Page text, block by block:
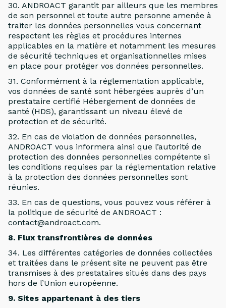
30. ANDROACT garantit par ailleurs que les membres
de son personnel et toute autre personne amenée à
traiter les données personnelles vous concernant
respectent les règles et procédures internes
applicables en la matière et notamment les mesures
de sécurité techniques et organisationnelles mises
en place pour protéger vos données personnelles.
31. Conformément à la réglementation applicable,
vos données de santé sont hébergées auprès d’un
prestataire certifié Hébergement de données de
santé (HDS), garantissant un niveau élevé de
protection et de sécurité.
32. En cas de violation de données personnelles,
ANDROACT vous informera ainsi que l’autorité de
protection des données personnelles compétente si
les conditions requises par la réglementation relative
à la protection des données personnelles sont
réunies.
33. En cas de questions, vous pouvez vous référer à
la politique de sécurité de ANDROACT :
contact@androact.com.
8. Flux transfrontières de données
34. Les différentes catégories de données collectées
et traitées dans le présent site ne peuvent pas être
transmises à des prestataires situés dans des pays
hors de l’Union européenne.
9. Sites appartenant à des tiers